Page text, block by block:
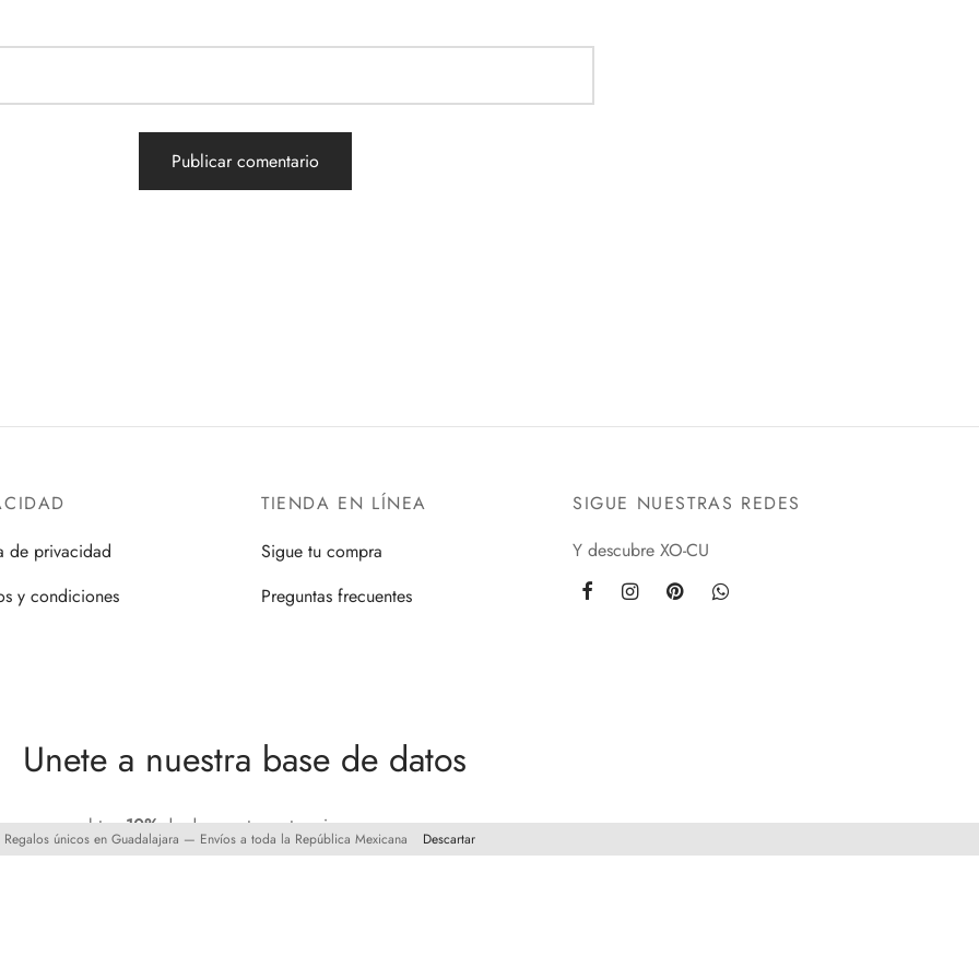
Regalos únicos en Guadalajara — Envíos a toda la República Mexicana Descartar
de privacidad
y condiciones
TIENDA EN LÍNEA
Sigue tu compra
Preguntas frecuentes
SIGUE NUESTRAS REDES
Y descubre XO-CU
Unete a nuestra base de datos
y obten10%de descuento en tu primera compra